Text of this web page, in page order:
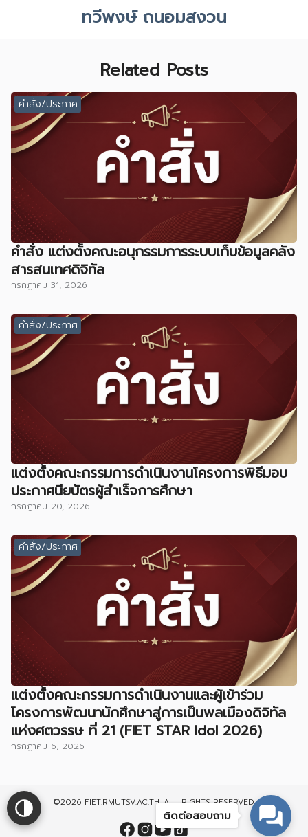
ทวีพงษ์ ถนอมสงวน
Related Posts
คำสั่ง/ประกาศ
คำสั่ง แต่งตั้งคณะอนุกรรมการระบบเก็บข้อมูลคลัง
สารสนเทศดิจิทัล
กรกฎาคม 31, 2026
คำสั่ง/ประกาศ
แต่งตั้งคณะกรรมการดำเนินงานโครงการพิธีมอบ
ประกาศนียบัตรผู้สำเร็จการศึกษา
กรกฎาคม 20, 2026
คำสั่ง/ประกาศ
แต่งตั้งคณะกรรมการดำเนินงานและผู้เข้าร่วม
โครงการพัฒนานักศึกษาสู่การเป็นพลเมืองดิจิทัล
แห่งศตวรรษ ที่ 21 (FIET STAR Idol 2026)
กรกฎาคม 6, 2026
©2026 FIET.RMUTSV.AC.TH. ALL RIGHTS RESERVED.
ติดต่อสอบถาม